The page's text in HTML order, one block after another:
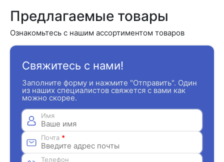
Предлагаемые товары
Ознакомьтесь с нашим ассортиментом товаров
Свяжитесь с нами!
Заполните форму и нажмите "Отправить". Один
из наших специалистов свяжется с вами как
можно скорее.
Имя
Почта *
Телефон